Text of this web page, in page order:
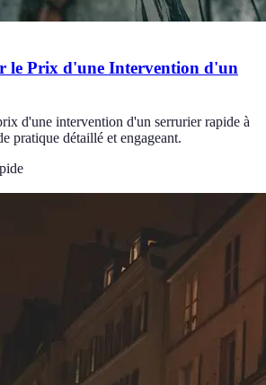
le Prix d'une Intervention d'un
d'une intervention d'un serrurier rapide à
pratique détaillé et engageant.